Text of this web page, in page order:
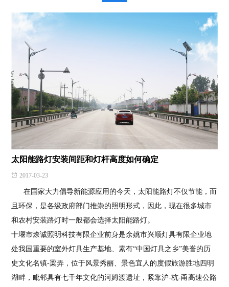
太阳能路灯安装间距和灯杆高度如何确定
2017-03-23
在国家大力倡导新能源应用的今天，太阳能路灯不仅节能，而
且环保，是各级政府部门推崇的照明形式，因此，现在很多城市
和农村安装路灯时一般都会选择太阳能路灯。
十堰市燎诚照明科技有限企业前身是余姚市兴顺灯具有限企业地
处我国重要的室外灯具生产基地、素有“中国灯具之乡”美誉的历
史文化名镇-梁弄，位于风景秀丽、景色宜人的度假旅游胜地四明
湖畔，毗邻具有七千年文化的河姆渡遗址，紧靠沪-杭-甬高速公路